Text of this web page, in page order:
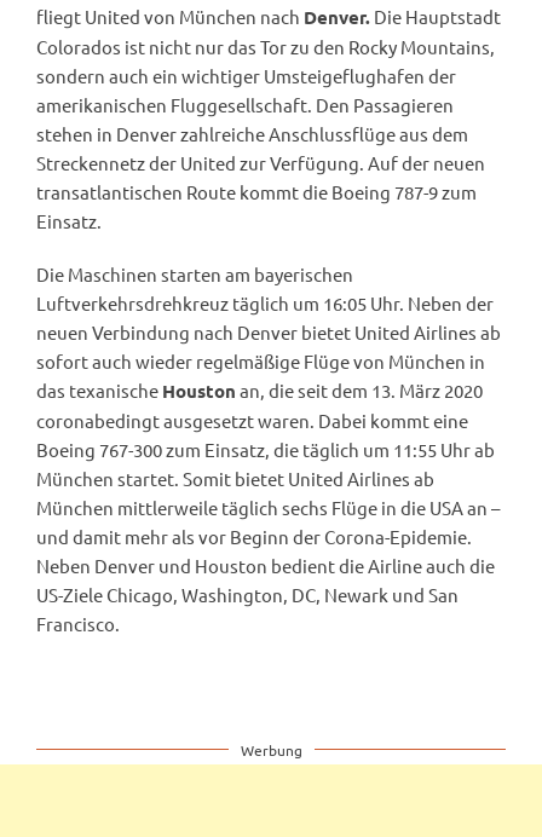
fliegt United von München nach Denver. Die Hauptstadt
Colorados ist nicht nur das Tor zu den Rocky Mountains,
sondern auch ein wichtiger Umsteigeflughafen der
amerikanischen Fluggesellschaft. Den Passagieren
stehen in Denver zahlreiche Anschlussflüge aus dem
Streckennetz der United zur Verfügung. Auf der neuen
transatlantischen Route kommt die Boeing 787-9 zum
Einsatz.
Die Maschinen starten am bayerischen
Luftverkehrsdrehkreuz täglich um 16:05 Uhr. Neben der
neuen Verbindung nach Denver bietet United Airlines ab
sofort auch wieder regelmäßige Flüge von München in
das texanische Houston an, die seit dem 13. März 2020
coronabedingt ausgesetzt waren. Dabei kommt eine
Boeing 767-300 zum Einsatz, die täglich um 11:55 Uhr ab
München startet. Somit bietet United Airlines ab
München mittlerweile täglich sechs Flüge in die USA an –
und damit mehr als vor Beginn der Corona-Epidemie.
Neben Denver und Houston bedient die Airline auch die
US-Ziele Chicago, Washington, DC, Newark und San
Francisco.
Werbung